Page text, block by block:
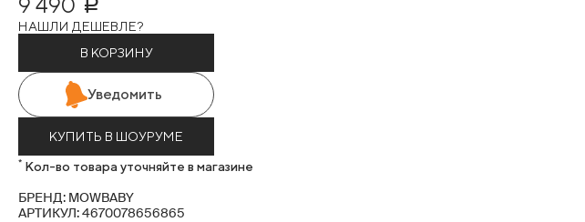
Р
НАШЛИ ДЕШЕВЛЕ?
В КОРЗИНУ
Уведомить
КУПИТЬ В ШОУРУМЕ
* Кол-во товара уточняйте в магазине
БРЕНД: MOWBABY
АРТИКУЛ: 4670078656865